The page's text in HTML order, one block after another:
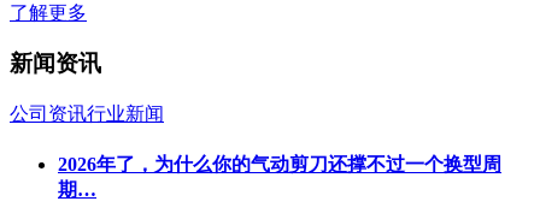
了解更多
新闻资讯
公司资讯行业新闻
2026年了，为什么你的气动剪刀还撑不过一个换型周
期…